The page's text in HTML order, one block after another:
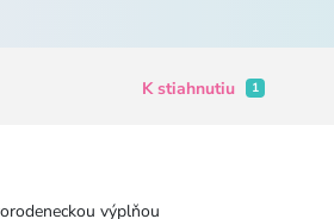
K stiahnutiu 1
výplňou